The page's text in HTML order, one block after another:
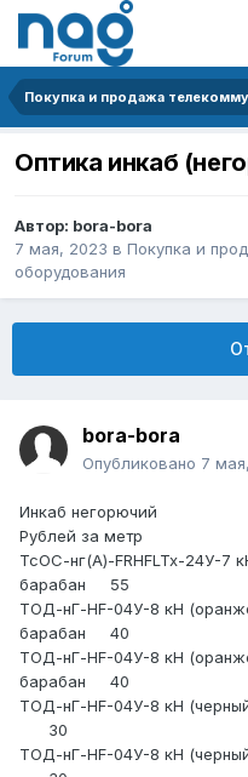
Оптика инкаб
Автор: bora-bora
7 мая, 2023 в Покупка и
оборудования
bora-bora
Опубликовано 7
Инкаб
Рублей за метр
ТсОС-нг(А)-FRHFLTx-
барабан 55
ТОД-нГ-HF-04У-8 кН
барабан 40
ТОД-нГ-HF-04У-8 кН
барабан 40
ТОД-нГ-HF-04У-8
30
ТОД-нГ-HF-04У-8